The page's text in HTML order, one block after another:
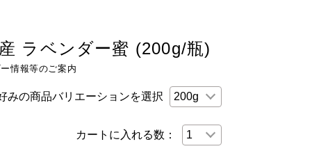
ラベンダー蜜 (200g/瓶)
情報等のご案内
みの商品バリエーションを選択
カートに入れる数：